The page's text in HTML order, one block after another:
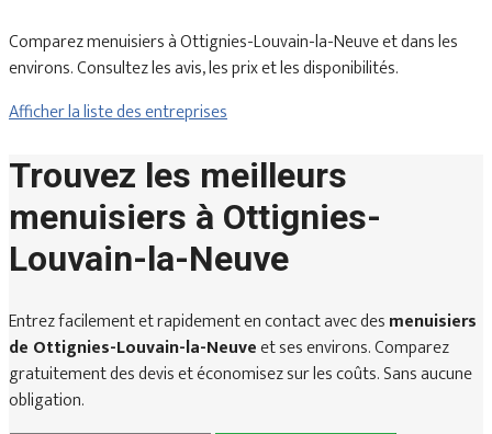
Comparez menuisiers à Ottignies-Louvain-la-Neuve et dans les
environs. Consultez les avis, les prix et les disponibilités.
Afficher la liste des entreprises
Trouvez les meilleurs
menuisiers à Ottignies-
Louvain-la-Neuve
Entrez facilement et rapidement en contact avec desmenuisiers
de Ottignies-Louvain-la-Neuveet ses environs. Comparez
gratuitement des devis et économisez sur les coûts. Sans aucune
obligation.